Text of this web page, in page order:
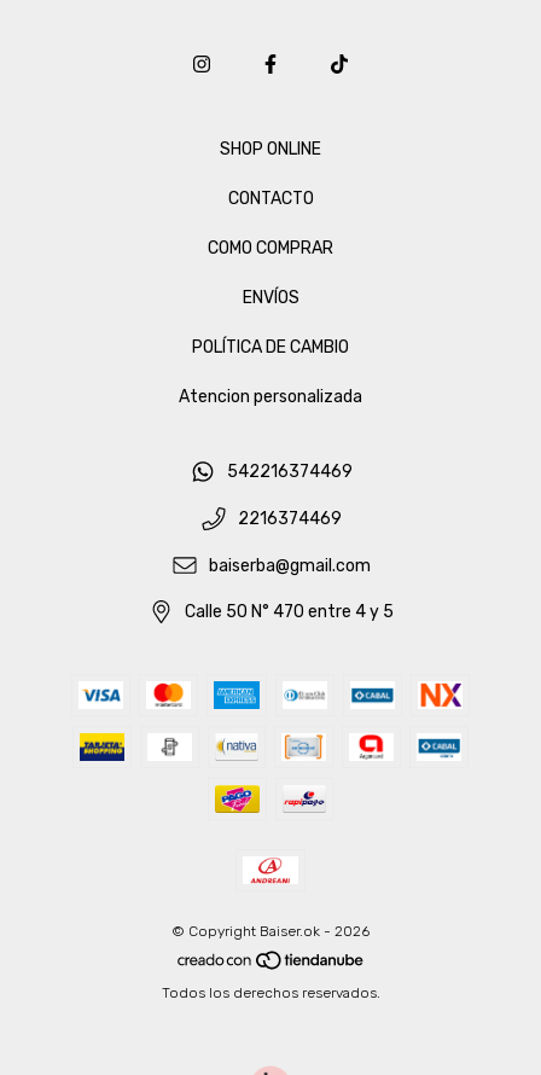
SHOP ONLINE
CONTACTO
COMO COMPRAR
ENVÍOS
POLÍTICA DE CAMBIO
Atencion personalizada
542216374469
2216374469
baiserba@gmail.com
Calle 50 N° 470 entre 4 y 5
© Copyright Baiser.ok - 2026
Todos los derechos reservados.